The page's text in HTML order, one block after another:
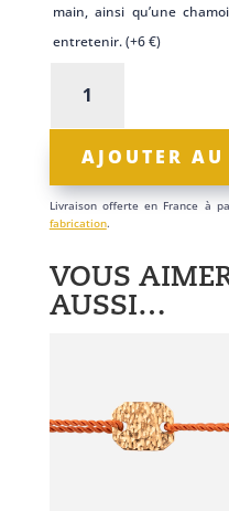
main, ainsi qu’une
entretenir. (+6€)
Chaîne
en
or
AJOUTER
Livraison offerte en France à
fabrication.
VOUS
AUSSI…